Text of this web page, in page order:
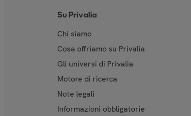
Su Privalia
Chi siamo
Cosa offriamo su Privalia
Gli universi di Privalia
Motore di ricerca
Note legali
Informazioni obbligatorie